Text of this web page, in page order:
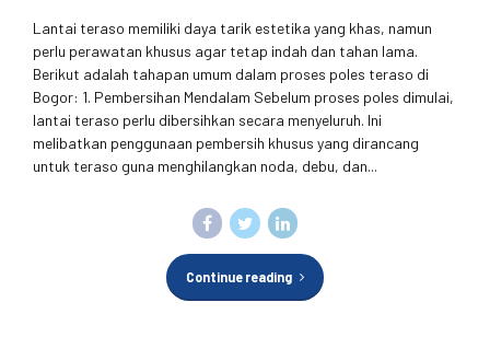
Lantai teraso memiliki daya tarik estetika yang khas, namun
perlu perawatan khusus agar tetap indah dan tahan lama.
Berikut adalah tahapan umum dalam proses poles teraso di
Bogor: 1. Pembersihan Mendalam Sebelum proses poles dimulai,
lantai teraso perlu dibersihkan secara menyeluruh. Ini
melibatkan penggunaan pembersih khusus yang dirancang
untuk teraso guna menghilangkan noda, debu, dan...
Continue reading